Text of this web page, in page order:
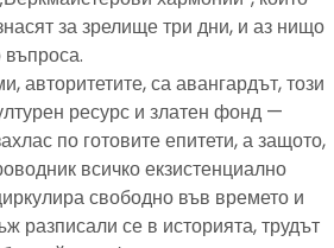
за зрелище три дни, и аз нищо
авторитетите, са авангардът, този
ресурс и златен фонд —
по готовите епитети, а защото,
всичко екзистенциално
свободно във времето и
разписали се в историята, трудът